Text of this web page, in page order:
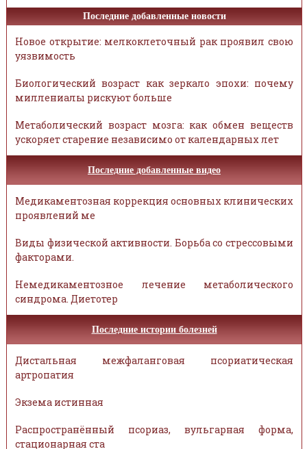
Последние добавленные новости
Новое открытие: мелкоклеточный рак проявил свою
уязвимость
Биологический возраст как зеркало эпохи: почему
миллениалы рискуют больше
Метаболический возраст мозга: как обмен веществ
ускоряет старение независимо от календарных лет
Последние добавленные видео
Медикаментозная коррекция основных клинических
проявлений ме
Виды физической активности. Борьба со стрессовыми
факторами.
Немедикаментозное лечение метаболического
синдрома. Диетотер
Последние истории болезней
Дистальная межфаланговая псориатическая
артропатия
Экзема истинная
Распространённый псориаз, вульгарная форма,
стационарная ста